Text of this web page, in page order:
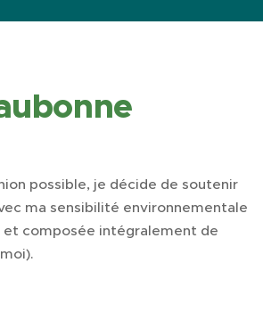
possible, je décide de soutenir
ma sensibilité environnementale
composée intégralement de